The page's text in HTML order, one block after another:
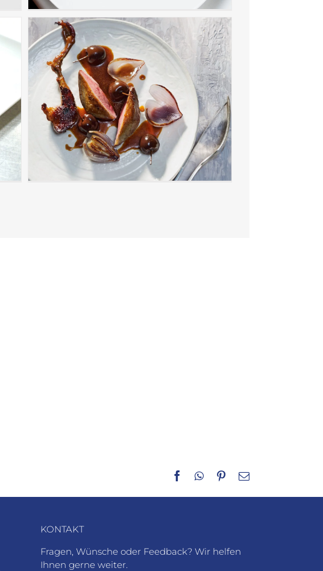
Facebook
WhatsApp
Pinterest
E-
KONTAKT
Fragen, Wünsche oder Feedback? Wir helfen
Ihnen gerne weiter.